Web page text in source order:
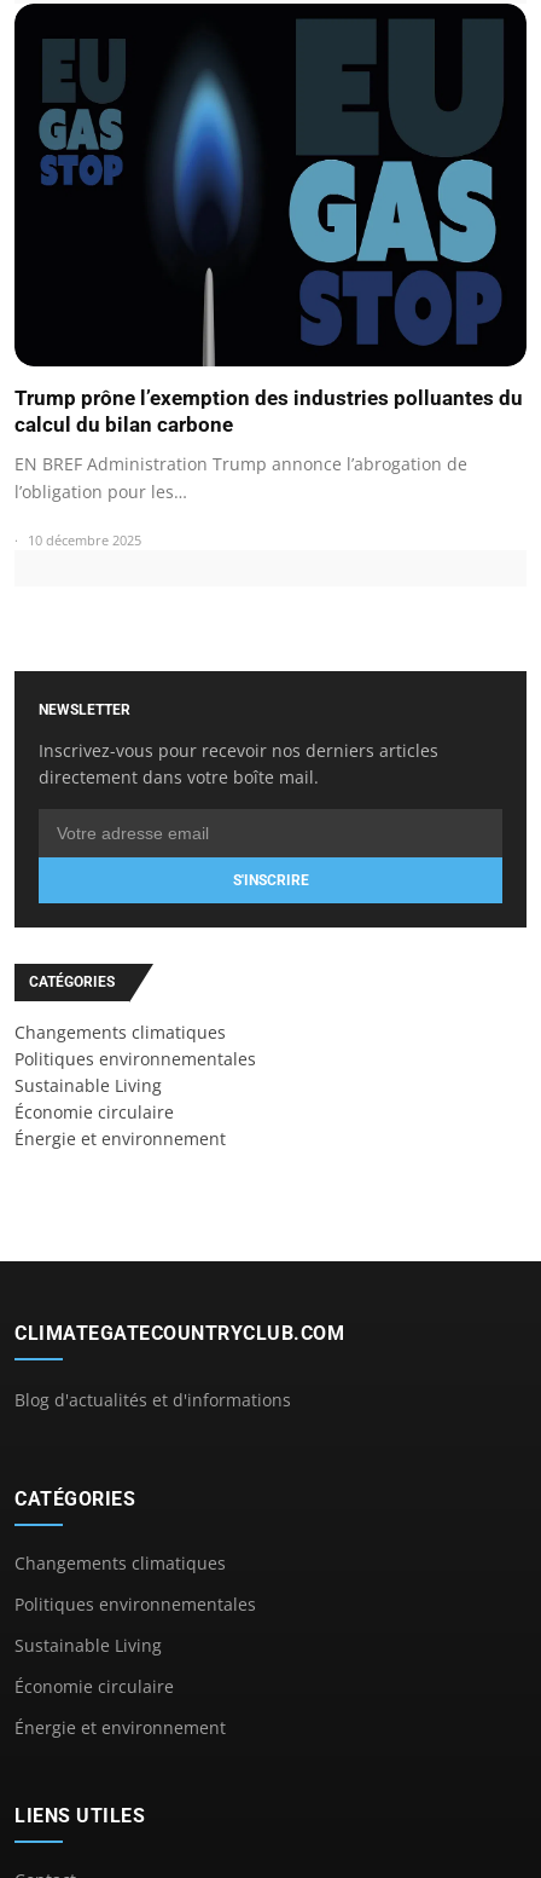
Trump prône l’exemption des industries polluantes du
calcul du bilan carbone
EN BREF Administration Trump annonce l’abrogation de
l’obligation pour les…
10 décembre 2025
NEWSLETTER
Inscrivez-vous pour recevoir nos derniers articles
directement dans votre boîte mail.
S'INSCRIRE
CATÉGORIES
Changements climatiques
Politiques environnementales
Sustainable Living
Économie circulaire
Énergie et environnement
CLIMATEGATECOUNTRYCLUB.COM
Blog d'actualités et d'informations
CATÉGORIES
Changements climatiques
Politiques environnementales
Sustainable Living
Économie circulaire
Énergie et environnement
LIENS UTILES